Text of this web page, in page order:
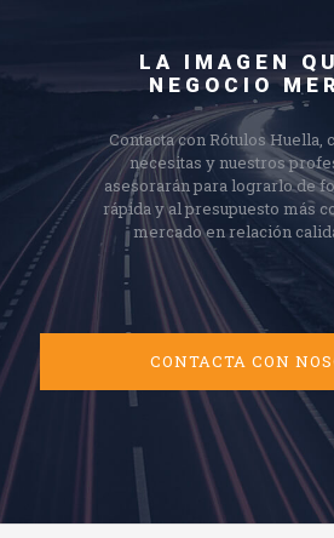
LA IMAGEN
NEGOCIO
Contacta con Rótulos Huella,
necesitas y nuestros
asesorarán para lograrlo de
rápida y al presupuesto más
mercado en relación
CONTACTA CON